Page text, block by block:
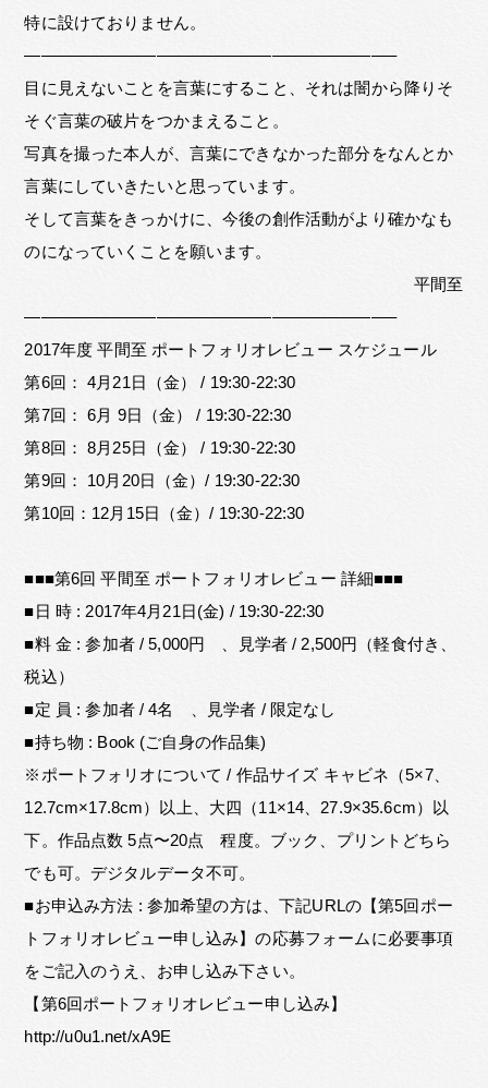
特に設けておりません。
——————————————————————–
目に見えないことを言葉にすること、それは闇から降りそ
そぐ言葉の破片をつかまえること。
写真を撮った本人が、言葉にできなかった部分をなんとか
言葉にしていきたいと思っています。
そして言葉をきっかけに、今後の創作活動がより確かなも
のになっていくことを願います。
平間至
——————————————————————–
2017年度 平間至 ポートフォリオレビュー スケジュール
第6回： 4月21日（金） / 19:30-22:30
第7回： 6月 9日（金） / 19:30-22:30
第8回： 8月25日（金） / 19:30-22:30
第9回： 10月20日（金）/ 19:30-22:30
第10回：12月15日（金）/ 19:30-22:30
■■■第6回 平間至 ポートフォリオレビュー 詳細■■■
■日 時 : 2017年4月21日(金) / 19:30-22:30
■料 金 : 参加者 / 5,000円 、見学者 / 2,500円（軽食付き、
税込）
■定 員 : 参加者 / 4名 、見学者 / 限定なし
■持ち物 : Book (ご自身の作品集)
※ポートフォリオについて / 作品サイズ キャビネ（5×7、
12.7cm×17.8cm）以上、大四（11×14、27.9×35.6cm）以
下。作品点数 5点〜20点 程度。ブック、プリントどちら
でも可。デジタルデータ不可。
■お申込み方法 : 参加希望の方は、下記URLの【第5回ポー
トフォリオレビュー申し込み】の応募フォームに必要事項
をご記入のうえ、お申し込み下さい。
【第6回ポートフォリオレビュー申し込み】
http://u0u1.net/xA9E